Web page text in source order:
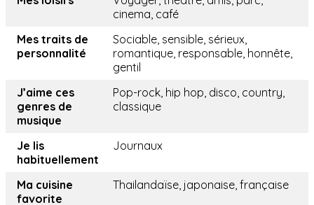
cinema, café
Mes traits de
personnalité
Sociable, sensible, sérieux,
romantique, responsable, honnête,
gentil
J’aime ces
genres de
musique
Pop-rock, hip hop, disco, country,
classique
Je lis
habituellement
Journaux
Ma cuisine
favorite
Thailandaïse, japonaise, française